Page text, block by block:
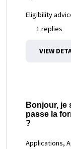
Eligibility
1 replies
VIEW
Bonjour, je
passe la
?
Applications,